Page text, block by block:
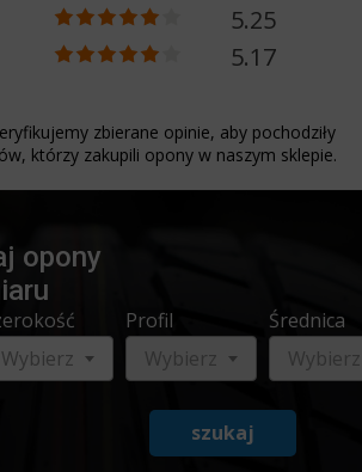
5.25
5.17
zbierane opinie, aby pochodziły
którzy zakupili opony w naszym sklepie.
opony
Wybierz
Profil
Wybierz
Średnica
Wybierz
szukaj